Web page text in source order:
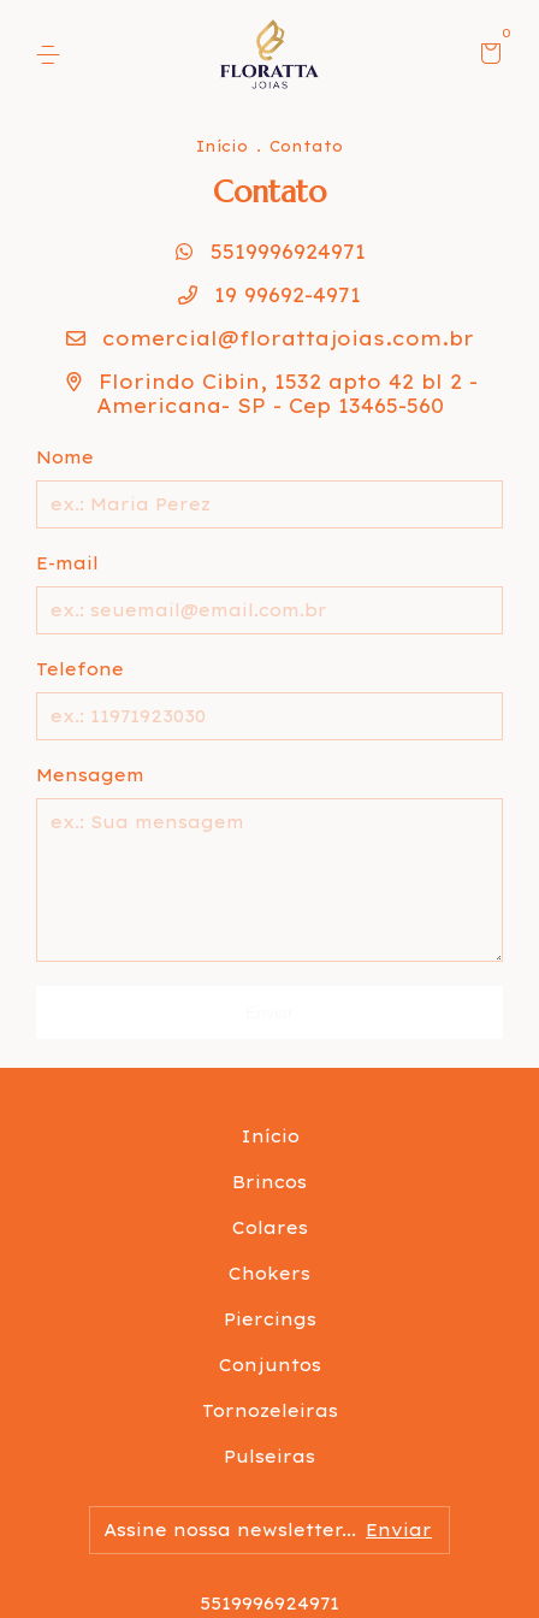
0
Início . Contato
Contato
5519996924971
19 99692-4971
comercial@florattajoias.com.br
Florindo Cibin, 1532 apto 42 bl 2 -
Americana- SP - Cep 13465-560
Nome
E-mail
Telefone
Mensagem
Início
Brincos
Colares
Chokers
Piercings
Conjuntos
Tornozeleiras
Pulseiras
5519996924971